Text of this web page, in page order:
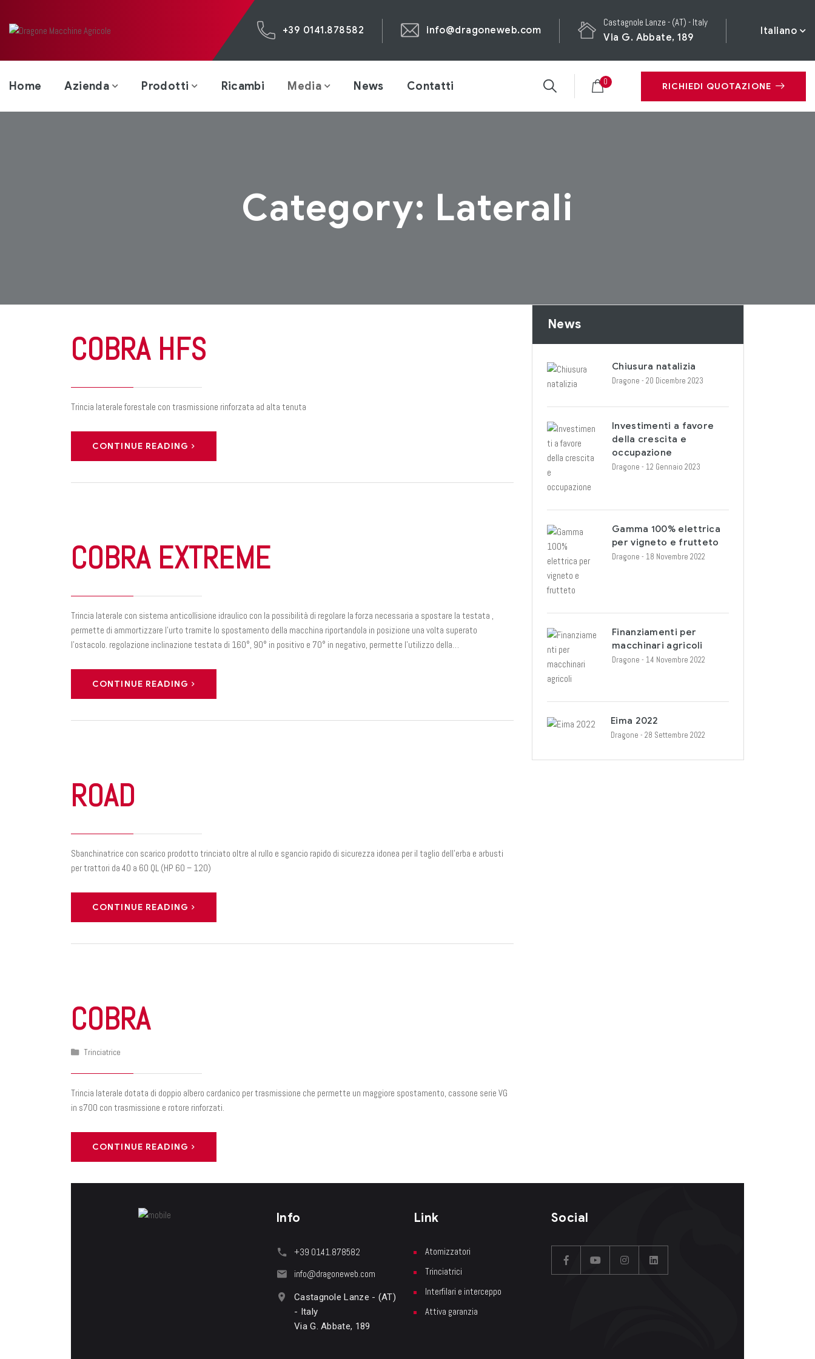
+39 0141.878582 info@dragoneweb.com
Castagnole Lanze - (AT) - Italy
Via G. Abbate, 189
Italiano
Home Azienda Prodotti Ricambi Media News Contatti 0 RICHIEDI QUOTAZIONE
Category: Laterali
COBRA HFS
Trincia laterale forestale con trasmissione rinforzata ad alta tenuta
CONTINUE READING
COBRA EXTREME
Trincia laterale con sistema anticollisione idraulico con la possibilità di regolare la forza necessaria a spostare la testata ,
permette di ammortizzare l'urto tramite lo spostamento della macchina riportandola in posizione una volta superato
l'ostacolo. regolazione inclinazione testata di 160°, 90° in positivo e 70° in negativo, permette l'utilizzo della…
CONTINUE READING
ROAD
Sbanchinatrice con scarico prodotto trinciato oltre al rullo e sgancio rapido di sicurezza idonea per il taglio dell’erba e arbusti
per trattori da 40 a 60 QL (HP 60 – 120)
CONTINUE READING
COBRA
Trinciatrice
Trincia laterale dotata di doppio albero cardanico per trasmissione che permette un maggiore spostamento, cassone serie VG
in s700 con trasmissione e rotore rinforzati.
CONTINUE READING
News
Chiusura natalizia
Dragone - 20 Dicembre 2023
Investimenti a favore
della crescita e
occupazione
Dragone - 12 Gennaio 2023
Gamma 100% elettrica
per vigneto e frutteto
Dragone - 18 Novembre 2022
Finanziamenti per
macchinari agricoli
Dragone - 14 Novembre 2022
Eima 2022
Dragone - 28 Settembre 2022
Info
+39 0141.878582
info@dragoneweb.com
Castagnole Lanze - (AT)
- Italy
Via G. Abbate, 189
Link
Atomizzatori
Trinciatrici
Interfilari e interceppo
Attiva garanzia
Social